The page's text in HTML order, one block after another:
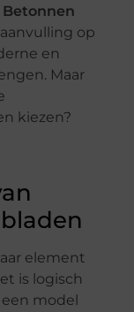
Betonnen
op
en
Maar
kiezen?
element
is logisch
model